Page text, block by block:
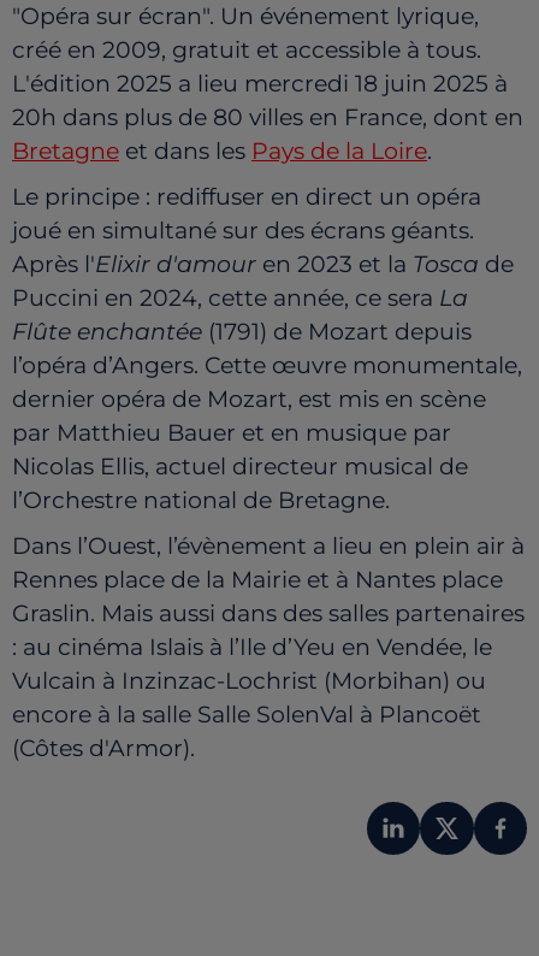
"Opéra sur écran". Un événement lyrique,
créé en 2009, gratuit et accessible à tous.
L'édition 2025 a lieu mercredi 18 juin 2025 à
20h dans plus de 80 villes en France, dont en
Bretagne et dans les Pays de la Loire.
Le principe : rediffuser en direct un opéra
joué en simultané sur des écrans géants.
Après l'Elixir d'amour en 2023 et la Tosca de
Puccini en 2024, cette année, ce sera La
Flûte enchantée (1791) de Mozart depuis
l’opéra d’Angers. Cette œuvre monumentale,
dernier opéra de Mozart, est mis en scène
par Matthieu Bauer et en musique par
Nicolas Ellis, actuel directeur musical de
l’Orchestre national de Bretagne.
Dans l’Ouest, l’évènement a lieu en plein air à
Rennes place de la Mairie et à Nantes place
Graslin. Mais aussi dans des salles partenaires
: au cinéma Islais à l’Ile d’Yeu en Vendée, le
Vulcain à Inzinzac-Lochrist (Morbihan) ou
encore à la salle Salle SolenVal à Plancoët
(Côtes d'Armor).